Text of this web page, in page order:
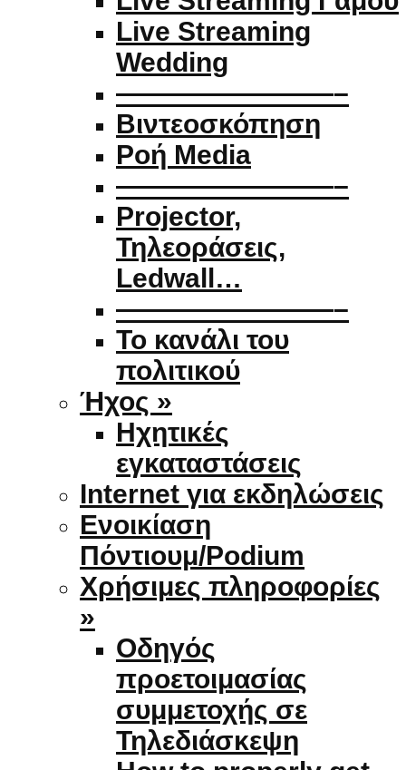
Live Streaming
Wedding
————————–
Βιντεοσκόπηση
Ροή Media
————————–
Projector,
Τηλεοράσεις,
Ledwall…
————————–
Το κανάλι του
πολιτικού
Ήχος »
Ηχητικές
εγκαταστάσεις
Internet για εκδηλώσεις
Ενοικίαση
Πόντιουμ/Podium
Χρήσιμες πληροφορίες
»
Οδηγός
προετοιμασίας
συμμετοχής σε
Τηλεδιάσκεψη